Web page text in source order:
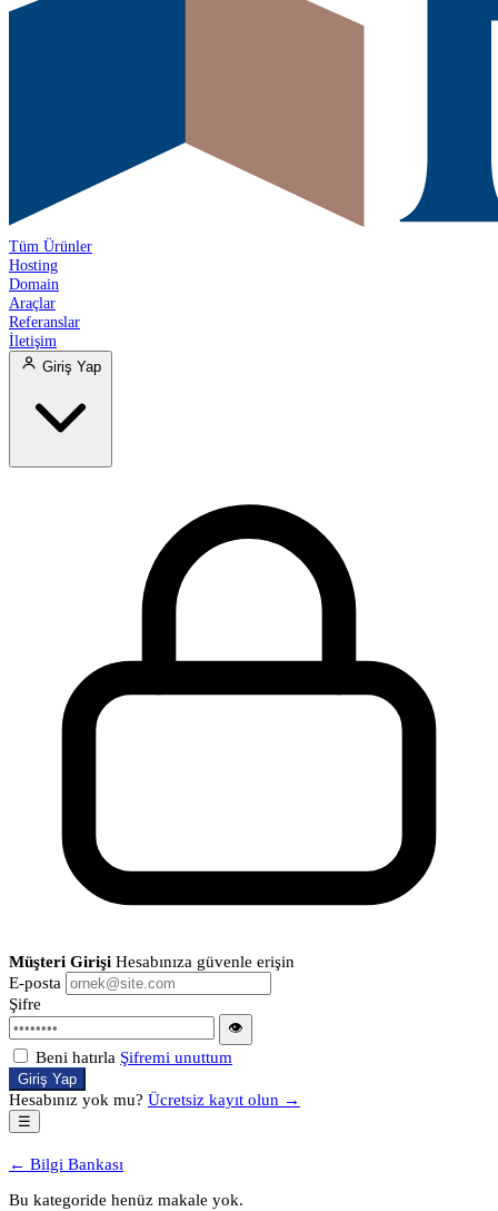
Tüm Ürünler
Hosting
Domain
Araçlar
Referanslar
İletişim
Giriş Yap
Müşteri Girişi Hesabınıza güvenle erişin
E-posta
Şifre
👁
Beni hatırla Şifremi unuttum
Giriş Yap
Hesabınız yok mu? Ücretsiz kayıt olun →
☰
← Bilgi Bankası
Bu kategoride henüz makale yok.